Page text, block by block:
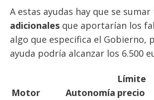
A estas ayudas hay que se sumar
adicionales que aportarían los
algo que especifica el Gobierno,
ayuda podría alcanzar los 6.500
Motor Autonomía
Límite
precio